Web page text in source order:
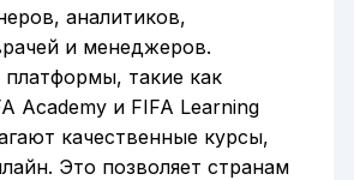
аналитиков,
и менеджеров.
такие как
Academy и FIFA Learning
качественные курсы,
Это позволяет странам